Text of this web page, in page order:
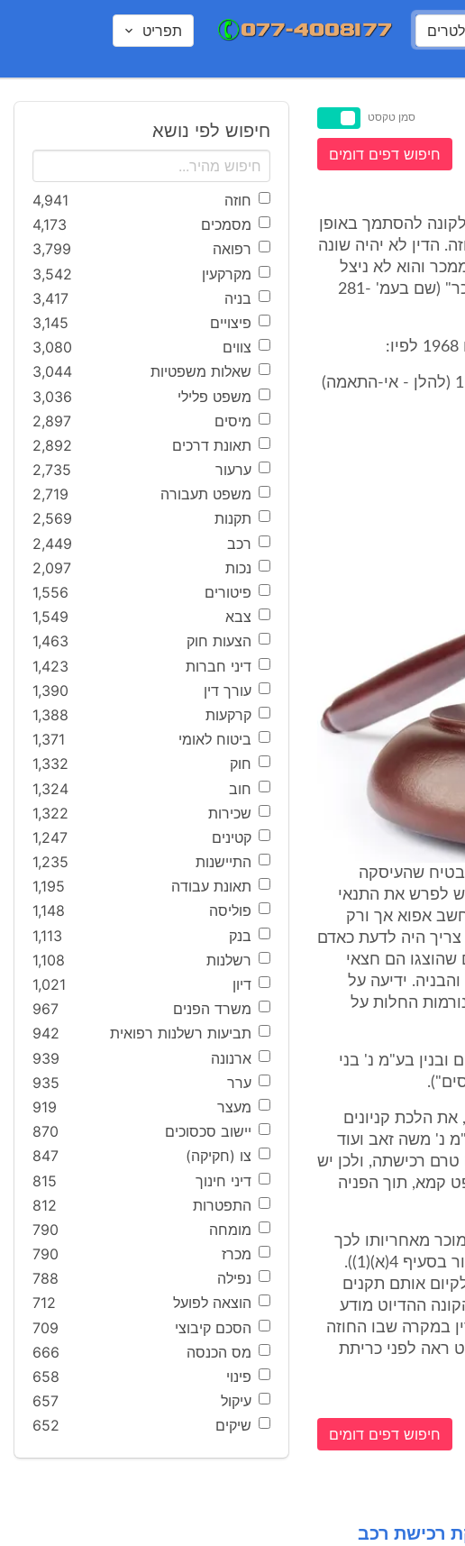
תפריט
סמן טקסט
חיפוש דפים דומים
להסתמך באופן
הדין לא יהיה שונה
והוא לא ניצל
אותה, או שניצל אותה, אך עקב רשלנותו לא גילה את הפגם בממכר" (שם בעמ' 281-
"אין הקונה זכאי להסתמך על אי-התאמת הממכר כאמור בסעיף 11 (להלן - אי-התאמה)
שהעיסקה
לפרש את התנאי
סעיף 12 לחוק המכר מתחשב אפוא אך ורק
היה לדעת כאדם
שהוצגו הם חצאי
ידיעה על
החלות על
8124/00, קניונים נכסים ובנין בע"מ נ' בני
הלכת קניונים
לבנין בע"מ נ' משה זאב ועוד
טרם רכישתה, ולכן יש
קמא, תוך הפניה
מאחריותו לכך
שהדירה נבנתה שלא בהתאם לתקנים החקוקים הרלוונטיים (כאמור בסעיף 4(א)(1)).
אותם תקנים
ההדיוט מודע
במקרה שבו החוזה
ראה לפני כריתת
חיפוש דפים דומים
רכישת רכב
חיפוש לפי נושא
חוזה
4,941
מסמכים
4,173
רפואה
3,799
מקרקעין
3,542
בניה
3,417
פיצויים
3,145
צווים
3,080
שאלות משפטיות
3,044
משפט פלילי
3,036
מיסים
2,897
תאונת דרכים
2,892
ערעור
2,735
משפט תעבורה
2,719
תקנות
2,569
רכב
2,449
נכות
2,097
פיטורים
1,556
צבא
1,549
הצעות חוק
1,463
דיני חברות
1,423
עורך דין
1,390
קרקעות
1,388
ביטוח לאומי
1,371
חוק
1,332
חוב
1,324
שכירות
1,322
קטינים
1,247
התיישנות
1,235
תאונת עבודה
1,195
פוליסה
1,148
בנק
1,113
רשלנות
1,108
דיון
1,021
משרד הפנים
967
תביעות רשלנות רפואית
942
ארנונה
939
ערר
935
מעצר
919
יישוב סכסוכים
870
צו (חקיקה)
847
דיני חינוך
815
התפטרות
812
מומחה
790
מכרז
790
נפילה
788
הוצאה לפועל
712
הסכם קיבוצי
709
מס הכנסה
666
פינוי
658
עיקול
657
שיקים
652